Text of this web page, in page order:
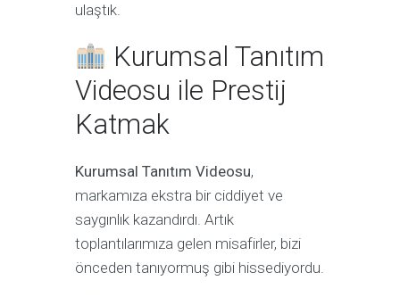
ulaştık.
Kurumsal Tanıtım
Videosu ile Prestij
Katmak
Kurumsal Tanıtım Videosu,
markamıza ekstra bir ciddiyet ve
saygınlık kazandırdı. Artık
toplantılarımıza gelen misafirler, bizi
önceden tanıyormuş gibi hissediyordu.